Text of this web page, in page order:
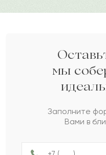
Именинница
Айгуль
Отличная и
обворожительный.
Е
мы
Заполните
Вами в